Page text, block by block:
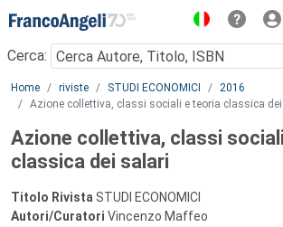
Menu
Cerca:
Main content
Home riviste STUDI ECONOMICI
2016
Azione collettiva, classi sociali e teoria classica
Azione collettiva, classi
classica dei salari
Titolo Rivista STUDI ECONOMICI
Autori/Curatori Vincenzo Maffeo